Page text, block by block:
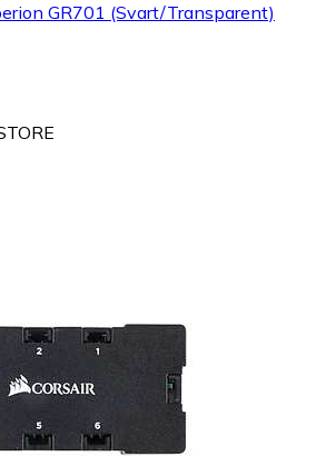
GR701 (Svart/Transparent)